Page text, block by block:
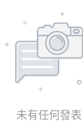
未有任何發表